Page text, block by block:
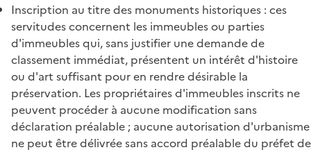
Inscription au titre des monuments historiques : ces
servitudes concernent les immeubles ou parties
d'immeubles qui, sans justifier une demande de
classement immédiat, présentent un intérêt d'histoire
ou d'art suffisant pour en rendre désirable la
préservation. Les propriétaires d'immeubles inscrits ne
peuvent procéder à aucune modification sans
déclaration préalable ; aucune autorisation d'urbanisme
ne peut être délivrée sans accord préalable du préfet de